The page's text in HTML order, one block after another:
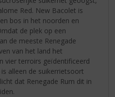
Red. New Bacolet is
bos in het noorden en
de plek op een
de meeste Renegade
van het land het
vier terroirs geïdentificeerd
alleen de suikerrietsoort
dat Renegade Rum dit in